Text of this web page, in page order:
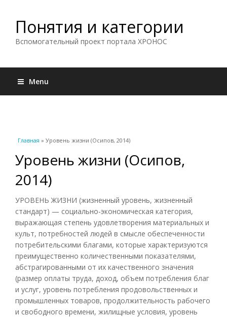
Понятия и категории
Вспомогательный проект портала ХРОНОС
Menu
Вы здесь
Главная » Уровень жизни (Осипов, 2014)
Уровень жизни (Осипов,
2014)
УРОВЕНЬ ЖИЗНИ (жизненный уровень, жизненный
стандарт) — социально-экономическая категория,
выражающая степень удовлетворения материальных и
культ, потребностей людей в смысле обеспеченности
потребительскими благами, которые характеризуются
преимущественно количественными показателями,
абстрагированными от их качественного значения
(размер оплаты труда, доход, объем потребления благ
и услуг, уровень потребления продовольственных и
промышленных товаров, продолжительность рабочего
и свободного времени, жилищные условия, уровень